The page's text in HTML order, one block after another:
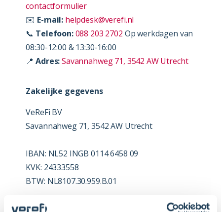
contactformulier
✉️ E-mail: helpdesk@verefi.nl
📞 Telefoon:088 203 2702 Op werkdagen van
08:30-12:00 & 13:30-16:00
📍 Adres:Savannahweg 71, 3542 AW Utrecht
Zakelijke gegevens
VeReFi BV
Savannahweg 71, 3542 AW Utrecht
IBAN: NL52 INGB 0114 6458 09
KVK: 24333558
BTW: NL8107.30.959.B.01